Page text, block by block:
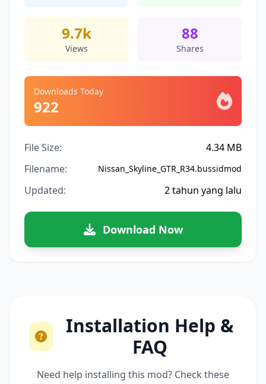
9.7k
Views
88
Shares
Downloads Today
922
File Size:
4.34 MB
Filename:
Nissan_Skyline_GTR_R34.bussidmod
Updated: 2 tahun yang lalu
Download Now
Installation Help &
FAQ
Need help installing this mod? Check these